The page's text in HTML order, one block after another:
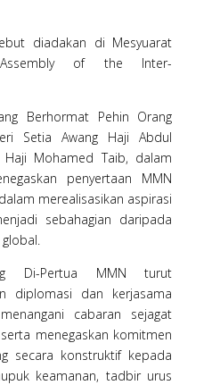
diadakan di Mesyuarat
of the Inter-
Berhormat Pehin Orang
Setia Awang Haji Abdul
Mohamed Taib, dalam
penyertaan MMN
merealisasikan aspirasi
sebahagian daripada
Di-Pertua MMN turut
diplomasi dan kerjasama
cabaran sejagat
menegaskan komitmen
secara konstruktif kepada
keamanan, tadbir urus